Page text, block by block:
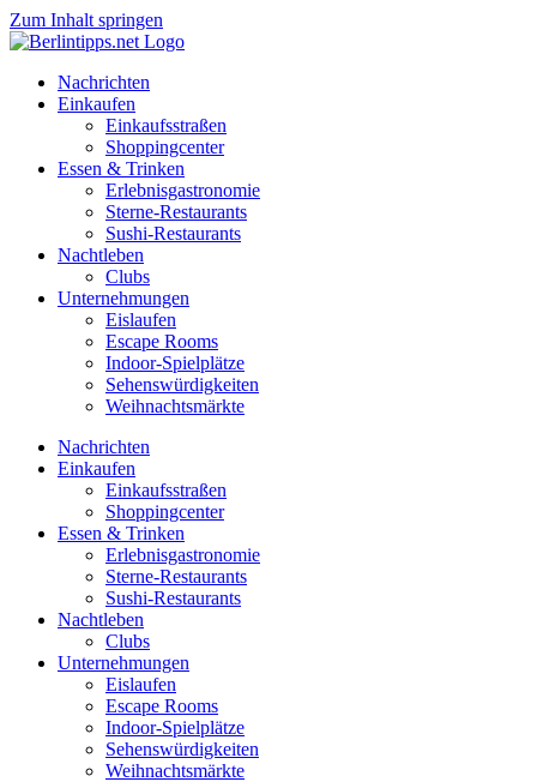
Zum Inhalt springen
Nachrichten
Einkaufen
Einkaufsstraßen
Shoppingcenter
Essen & Trinken
Erlebnisgastronomie
Sterne-Restaurants
Sushi-Restaurants
Nachtleben
Clubs
Unternehmungen
Eislaufen
Escape Rooms
Indoor-Spielplätze
Sehenswürdigkeiten
Weihnachtsmärkte
Nachrichten
Einkaufen
Einkaufsstraßen
Shoppingcenter
Essen & Trinken
Erlebnisgastronomie
Sterne-Restaurants
Sushi-Restaurants
Nachtleben
Clubs
Unternehmungen
Eislaufen
Escape Rooms
Indoor-Spielplätze
Sehenswürdigkeiten
Weihnachtsmärkte